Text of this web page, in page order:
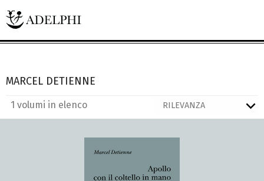
MARCEL DETIENNE
1 volumi in elenco